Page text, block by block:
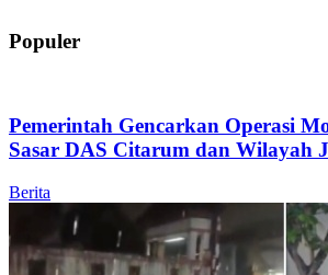
Populer
Pemerintah Gencarkan Operasi
Sasar DAS Citarum dan Wilayah
Berita